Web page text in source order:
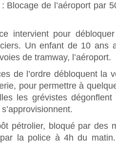
de l’aéro­port par
inter­vient pour déblo­quer
Un enfant de 10 ans
de tram­way, l’aéro­port.
de l’ordre déblo­quent la
pour per­met­tre à
les gré­vis­tes
pétro­lier, bloqué par des
la police à 4h du